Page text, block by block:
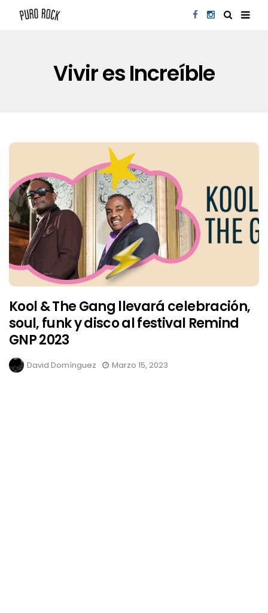
Vivir es Increíble
Kool & The Gang llevará celebración,
soul, funk y disco al festival Remind
GNP 2023
David Domínguez Marzo 15, 2023